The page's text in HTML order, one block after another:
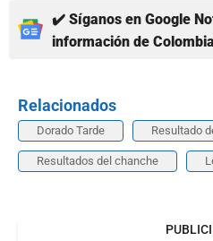
✔️ Síganos en Google
información de
Relacionados
Dorado Tarde Resultado
Resultados del chanche